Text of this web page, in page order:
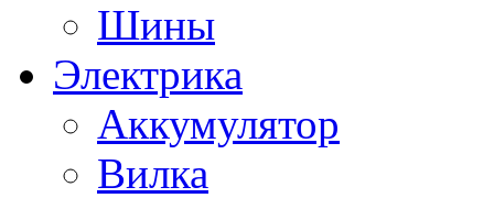
Шины
Электрика
Аккумулятор
Вилка